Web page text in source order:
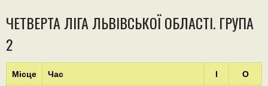
ЧЕТВЕРТА ЛІГА ЛЬВІВСЬКОЇ ОБЛАСТІ. ГРУПА
2
Місце Час І О